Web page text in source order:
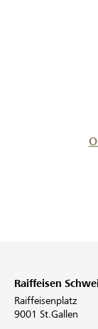
Raiffeisen
Raiffeisenplatz
9001 St.Gallen